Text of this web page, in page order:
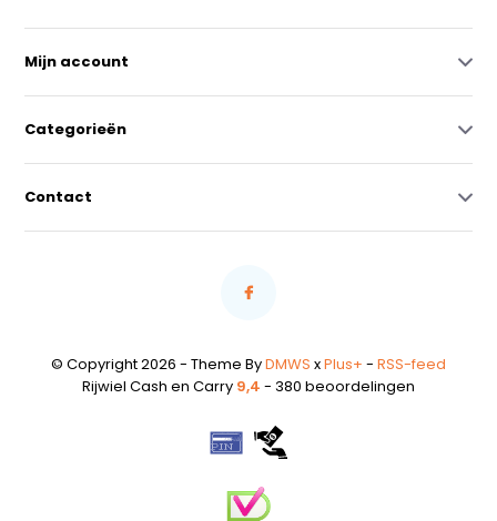
Mijn account
Categorieën
Contact
© Copyright 2026 - Theme ByDMWS xPlus+ - RSS-feed
Rijwiel Cash en Carry 9,4 - 380 beoordelingen